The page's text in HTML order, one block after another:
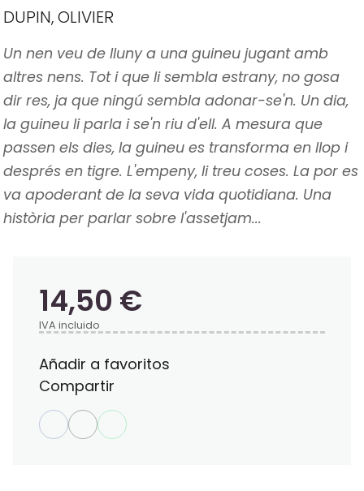
DUPIN, OLIVIER
Un nen veu de lluny a una guineu jugant amb
altres nens. Tot i que li sembla estrany, no gosa
dir res, ja que ningú sembla adonar-se'n. Un dia,
la guineu li parla i se'n riu d'ell. A mesura que
passen els dies, la guineu es transforma en llop i
després en tigre. L'empeny, li treu coses. La por es
va apoderant de la seva vida quotidiana. Una
història per parlar sobre l'assetjam...
14,50 €
IVA incluido
Añadir a favoritos
Compartir